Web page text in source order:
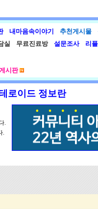
내마음속이야기 추천게시물
실 무료진료방 설문조사
리
시판
로이드 정보란
.
.